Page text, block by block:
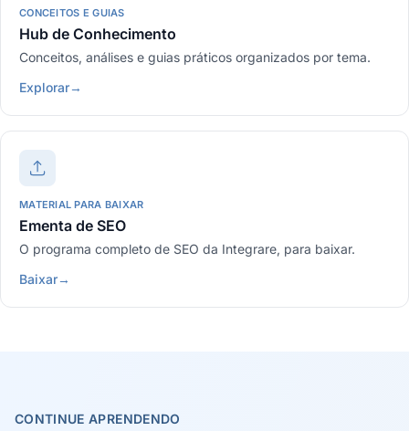
CONCEITOS E GUIAS
Hub de Conhecimento
Conceitos, análises e guias práticos organizados por tema.
Explorar→
MATERIAL PARA BAIXAR
Ementa de SEO
O programa completo de SEO da Integrare, para baixar.
Baixar→
CONTINUE APRENDENDO